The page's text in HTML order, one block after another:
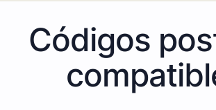
Códigos